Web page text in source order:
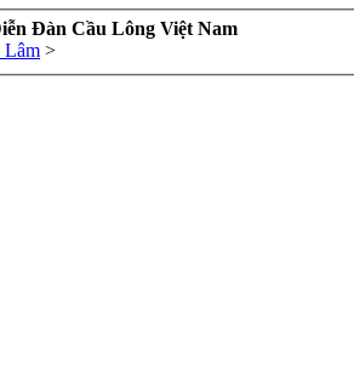
Đàn Cầu Lông Việt Nam
Lâm >